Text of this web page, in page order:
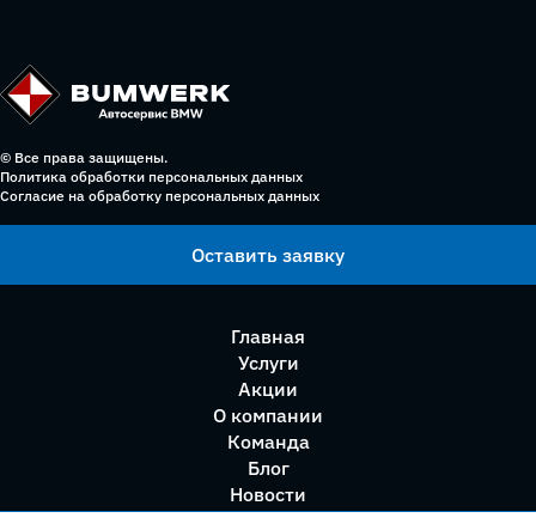
© Все права защищены.
Политика обработки персональных данных
Согласие на обработку персональных данных
Оставить заявку
Главная
Услуги
Акции
О компании
Команда
Блог
Новости